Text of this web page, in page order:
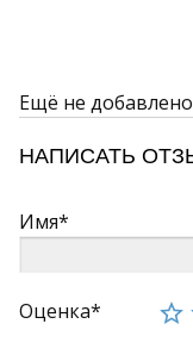
Ещё не
НАПИСАТЬ
Имя*
Оценка*